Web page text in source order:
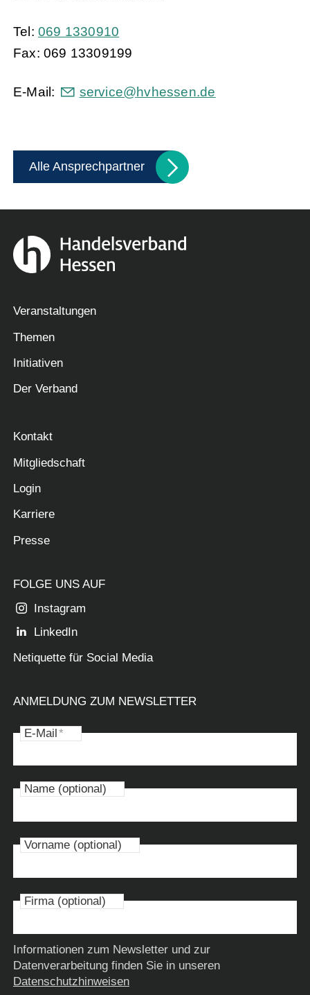
Tel: 069 1330910
Fax: 069 13309199
E-Mail: s rv c hvh ss n d
Alle Ansprechpartner
Veranstaltungen
Themen
Initiativen
Der Verband
Kontakt
Mitgliedschaft
Login
Karriere
Presse
FOLGE UNS AUF
Instagram
LinkedIn
Netiquette für Social Media
ANMELDUNG ZUM NEWSLETTER
E-Mail*
Name (optional)
Vorname (optional)
Firma (optional)
Informationen zum Newsletter und zur
Datenverarbeitung finden Sie in unseren
Datenschutzhinweisen